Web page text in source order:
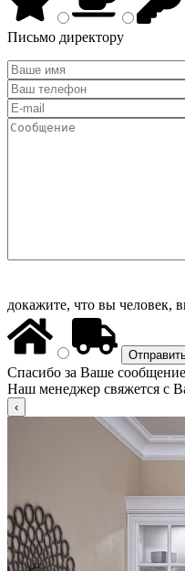
Письмо директору
докажите, что вы человек,
Спасибо за Ваше
Наш менеджер свяжется с